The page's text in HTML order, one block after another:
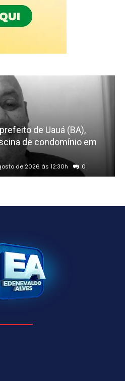
de Uauá (BA),
de condomínio em
de 2026 às 12:30h 0